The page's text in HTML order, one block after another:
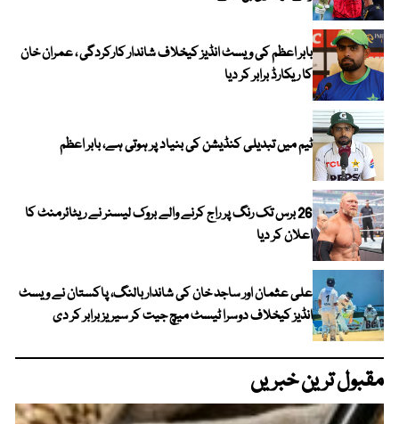
بابر اعظم کی ویسٹ انڈیز کیخلاف شاندار کارکردگی ، عمران خان
کا ریکارڈ برابر کر دیا
ٹیم میں تبدیلی کنڈیشن کی بنیاد پر ہوتی ہے، بابر اعظم
26 برس تک رنگ پر راج کرنے والے بروک لیسنر نے ریٹائرمنٹ کا
اعلان کر دیا
علی عثمان اور ساجد خان کی شاندار بالنگ، پاکستان نے ویسٹ
انڈیز کیخلاف دوسرا ٹیسٹ میچ جیت کر سیریز برابر کر دی
مقبول ترین خبریں